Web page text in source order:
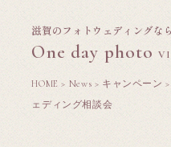
滋賀のフォトウェディングなら
One day photo
HOME > News > キャンペーン >
ェディング相談会